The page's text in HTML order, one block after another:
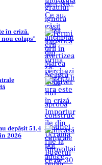
în criză.
colaps”
depășit 51,4
2026